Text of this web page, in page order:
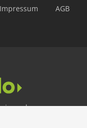
Impressum AGB